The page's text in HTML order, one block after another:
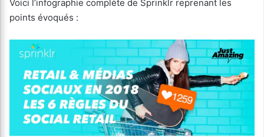
Voici l’infographie complète de Sprinklr reprenant les
points évoqués :